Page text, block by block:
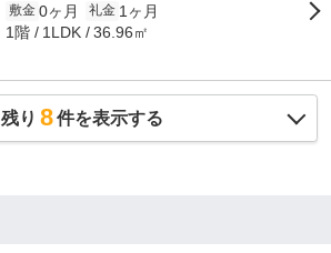
敷金 0ヶ月 礼金 1ヶ月
1階 1LDK 36.96㎡
残り 8件を表示する